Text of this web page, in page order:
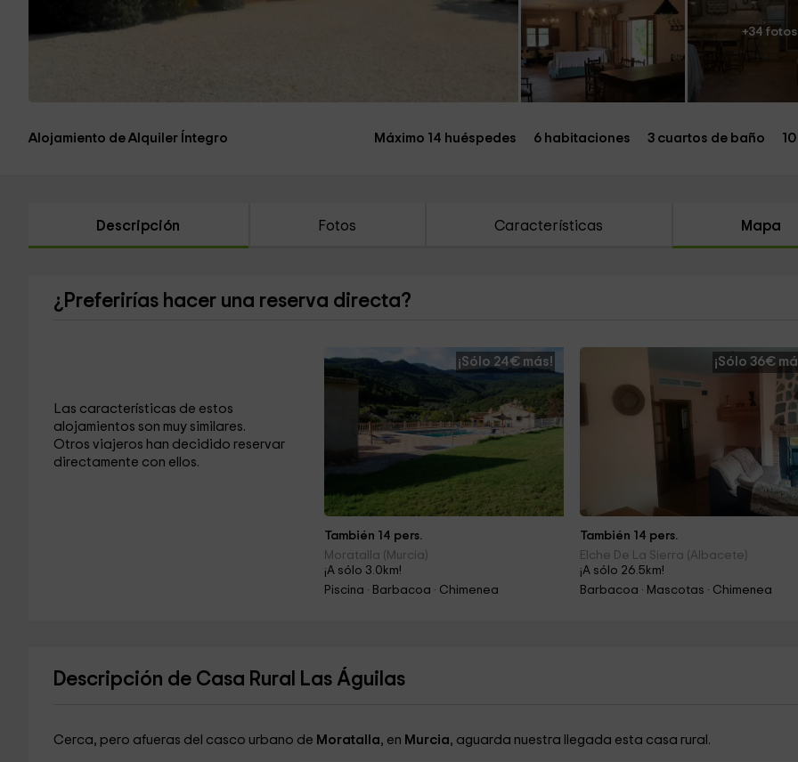
+34 fotos
Alojamiento de Alquiler Íntegro Máximo 14 huéspedes 6 habitaciones 3 cuartos de baño
Descripción Fotos Características Mapa
¿Preferirías hacer una reserva directa?
Las características de estos
alojamientos son muy similares.
Otros viajeros han decidido reservar
directamente con ellos.
¡Sólo 24€ más!
También 14 pers.
Moratalla (Murcia)
¡A sólo 3.0km!
Piscina · Barbacoa · Chimenea
¡Sólo 36€
También 14 pers.
Elche De La Sierra (Albacete)
¡A sólo 26.5km!
Barbacoa · Mascotas · Chimenea
Descripción de Casa Rural Las Águilas
Cerca, pero afueras del casco urbano de Moratalla, en Murcia, aguarda nuestra llegada esta casa rural.